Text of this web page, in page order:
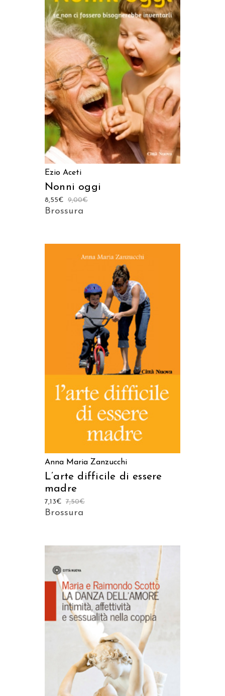
AGGIUNGI AL CARRELLO
Ezio Aceti
Nonni oggi
9,00€
8,55€
Brossura
AGGIUNGI AL CARRELLO
Anna Maria Zanzucchi
L’arte difficile di essere
madre
7,50€
7,13€
Brossura
AGGIUNGI AL CARRELLO